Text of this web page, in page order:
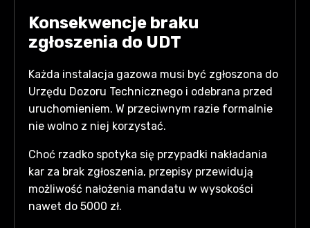
Konsekwencje braku
zgłoszenia do UDT
Każda instalacja gazowa musi być zgłoszona do
Urzędu Dozoru Technicznego i odebrana przed
uruchomieniem. W przeciwnym razie formalnie
nie wolno z niej korzystać.
Choć rzadko spotyka się przypadki nakładania
kar za brak zgłoszenia, przepisy przewidują
możliwość nałożenia mandatu w wysokości
nawet do 5000 zł.